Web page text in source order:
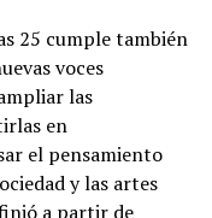
25 cumple también
voces
las
en
el pensamiento
y las artes
a partir de